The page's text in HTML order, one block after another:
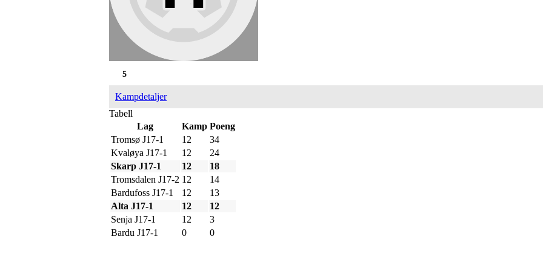
5
Kampdetaljer
Tabell
Lag
Kamp Poeng
Tromsø J17-1
12
34
Kvaløya J17-1
12
24
Skarp J17-1
12
18
Tromsdalen J17-2 12
14
Bardufoss J17-1
12
13
Alta J17-1
12
12
Senja J17-1
12
3
Bardu J17-1
0 0